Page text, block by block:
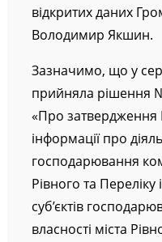
відкритих даних
Володимир Якшин.
Зазначимо, що у
прийняла рішення
«Про
інформації про
господарювання
Рівного та Переліку
суб’єктів
власності міста